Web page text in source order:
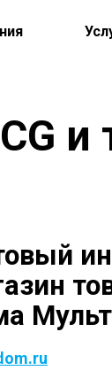
и